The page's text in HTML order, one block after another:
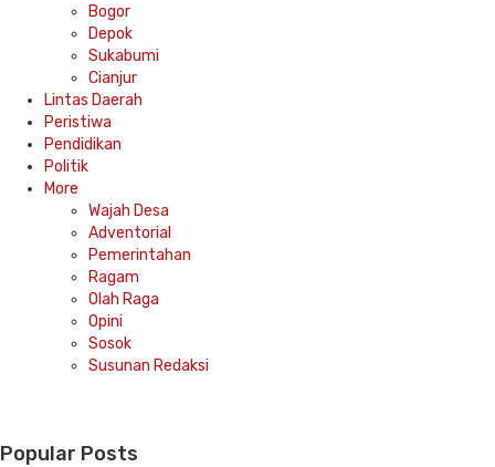
Bogor
Depok
Sukabumi
Cianjur
Lintas Daerah
Peristiwa
Pendidikan
Politik
More
Wajah Desa
Adventorial
Pemerintahan
Ragam
Olah Raga
Opini
Sosok
Susunan Redaksi
Popular Posts